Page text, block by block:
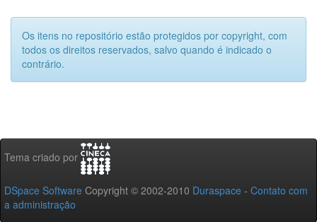
Os itens no repositório estão protegidos por copyright, com
todos os direitos reservados, salvo quando é indicado o
contrário.
Tema criado por
DSpace Software Copyright © 2002-2010 Duraspace - Contato com
a administração